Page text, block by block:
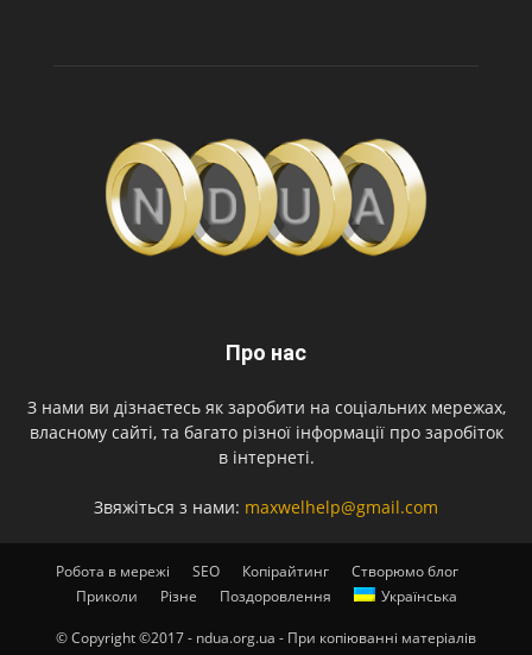
Про нас
З нами ви дізнаєтесь як заробити на соціальних мережах,
власному сайті, та багато різної інформації про заробіток
в інтернеті.
Звяжіться з нами: maxwelhelp@gmail.com
Робота в мережі SEO Копірайтинг
Створюмо блог
Приколи
Різне Поздоровлення Українська
© Copyright ©2017 - ndua.org.ua - При копіюванні матеріалів